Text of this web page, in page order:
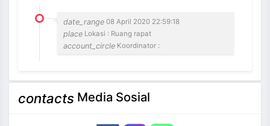
date_range 08 April 2020 22:59:18
place Lokasi : Ruang rapat
account_circle Koordinator :
contacts Media Sosial